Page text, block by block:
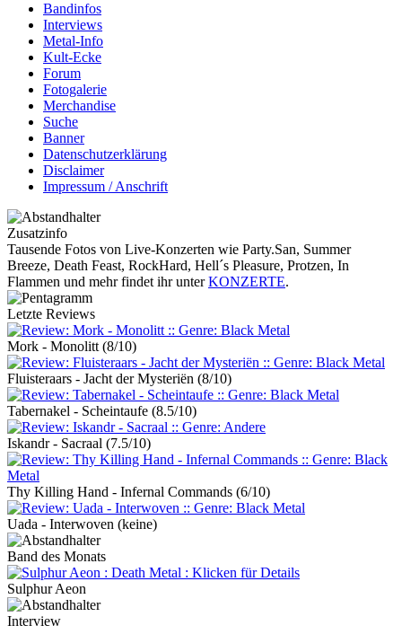
Bandinfos
Interviews
Metal-Info
Kult-Ecke
Forum
Fotogalerie
Merchandise
Suche
Banner
Datenschutzerklärung
Disclaimer
Impressum / Anschrift
Zusatzinfo
Tausende Fotos von Live-Konzerten wie Party.San, Summer
Breeze, Death Feast, RockHard, Hell´s Pleasure, Protzen, In
Flammen und mehr findet ihr unterKONZERTE.
Letzte Reviews
Mork - Monolitt (8/10)
Fluisteraars - Jacht der Mysteriën (8/10)
Tabernakel - Scheintaufe (8.5/10)
Iskandr - Sacraal (7.5/10)
Thy Killing Hand - Infernal Commands (6/10)
Uada - Interwoven (keine)
Band des Monats
Sulphur Aeon
Interview